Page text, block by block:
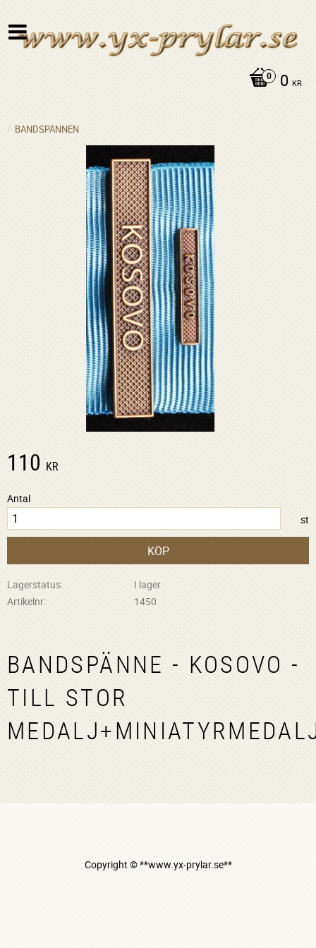
0 KR
BANDSPÄNNEN
110 KR
Antal
st
KÖP
Lagerstatus
I lager
Artikelnr
1450
BANDSPÄNNE - KOSOVO -
TILL STOR
Copyright © **www.yx-prylar.se**